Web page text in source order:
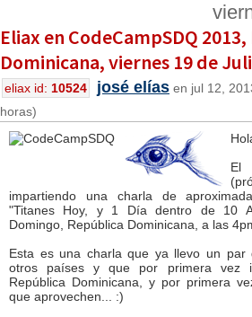
Eliax en CodeCampSDQ
Dominicana, viernes 19 de
eliax id: 10524 josé elías en jul 12,
horas)
El
impartiendo una charla de
"Titanes Hoy, y 1 Día dentro de 10
Domingo, República Dominicana, a las
Esta es una charla que ya llevo un par
otros países y que por primera vez
República Dominicana, y por primera
que aprovechen... :)